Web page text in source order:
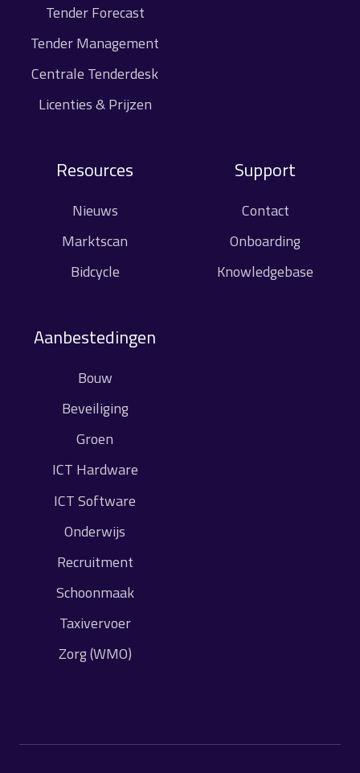
Tender Forecast
Tender Management
Centrale Tenderdesk
Licenties & Prijzen
Resources
Nieuws
Marktscan
Bidcycle
Support
Contact
Onboarding
Knowledgebase
Aanbestedingen
Bouw
Beveiliging
Groen
ICT Hardware
ICT Software
Onderwijs
Recruitment
Schoonmaak
Taxivervoer
Zorg (WMO)